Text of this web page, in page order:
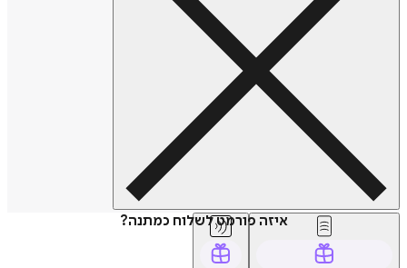
איזה פורמט לשלוח כמתנה?